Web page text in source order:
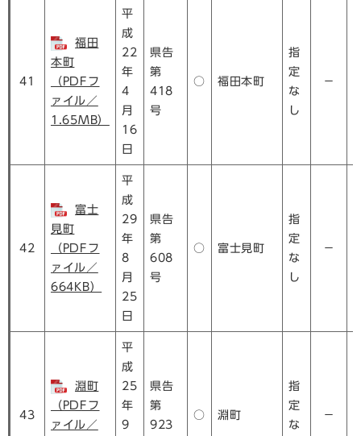
41
福田
本町
（PDFフ
ァイル／
1.65MB）
平
成
22
年
4
月
16
日
県告
第
418
号
○ 福田本町
指
定
な
し
－
42
富士
見町
（PDFフ
ァイル／
664KB）
平
成
29
年
8
月
25
日
県告
第
608
号
○ 富士見町
指
定
な
し
－
43
淵町
（PDFフ
ァイル／
平
成
25
年
9
県告
第
923
○ 淵町
指
定
な
－